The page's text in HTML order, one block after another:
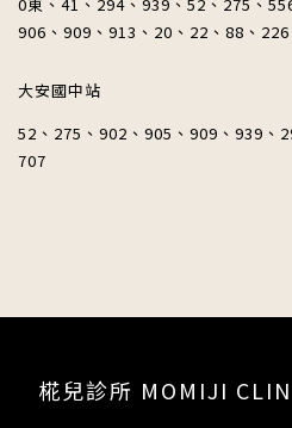
906、909、913、20、22、88、
大安國中站
52、275、902、905、909、939、
707
椛兒診所 MOMIJI